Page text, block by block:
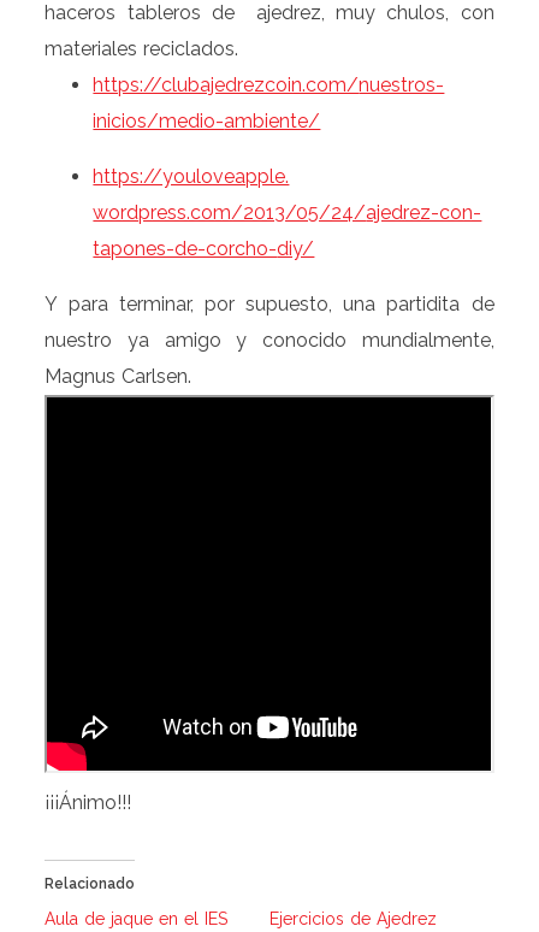
haceros tableros de ajedrez, muy chulos, con
materiales reciclados.
https://clubajedrezcoin.com/nuestros-
inicios/medio-ambiente/
https://youloveapple.
wordpress.com/2013/05/24/ajedrez-con-
tapones-de-corcho-diy/
Y para terminar, por supuesto, una partidita de
nuestro ya amigo y conocido mundialmente,
Magnus Carlsen.
¡¡¡Ánimo!!!
Relacionado
Aula de jaque en el IES
Ejercicios de Ajedrez